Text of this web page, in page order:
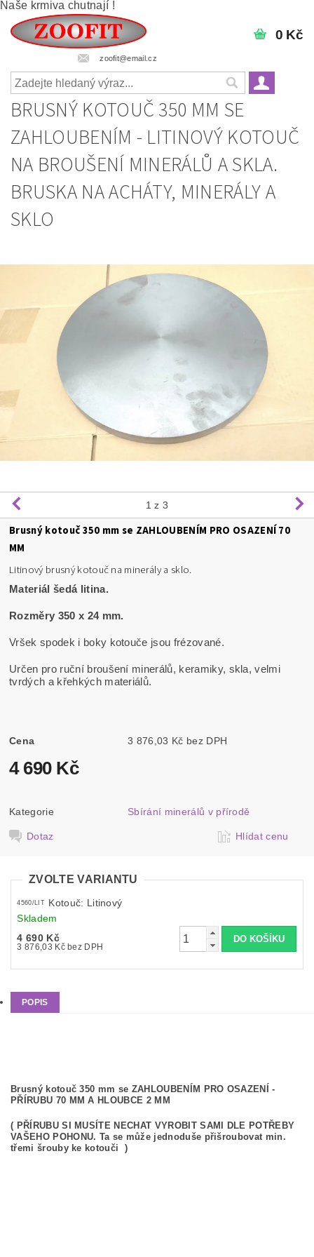
Naše krmiva chutnají !
zoofit@email.cz
0 Kč
BRUSNÝ KOTOUČ 350 MM SE
ZAHLOUBENÍM - LITINOVÝ KOTOUČ
NA BROUŠENÍ MINERÁLŮ A SKLA.
BRUSKA NA ACHÁTY, MINERÁLY A
SKLO
1 z 3
Brusný kotouč 350 mm se ZAHLOUBENÍM PRO OSAZENÍ 70
MM
Litinový brusný kotouč na minerály a sklo.
Materiál šedá litina.
Rozměry 350 x 24 mm.
Vršek spodek i boky kotouče jsou frézované.
Určen pro ruční broušení minerálů, keramiky, skla, velmi
tvrdých a křehkých materiálů.
Cena 3 876,03 Kč bez DPH
4 690 Kč
Kategorie Sbírání minerálů v přírodě
Dotaz Hlídat cenu
ZVOLTE VARIANTU
4560/LIT
Kotouč: Litinový
Skladem
4 690 Kč
3 876,03 Kč bez DPH
POPIS
Brusný kotouč 350 mm se ZAHLOUBENÍM PRO OSAZENÍ -
PŘÍRUBU 70 MM A HLOUBCE 2 MM
( PŘÍRUBU SI MUSÍTE NECHAT VYROBIT SAMI DLE POTŘEBY
VAŠEHO POHONU. Ta se může jednoduše přišroubovat min.
třemi šrouby ke kotouči )